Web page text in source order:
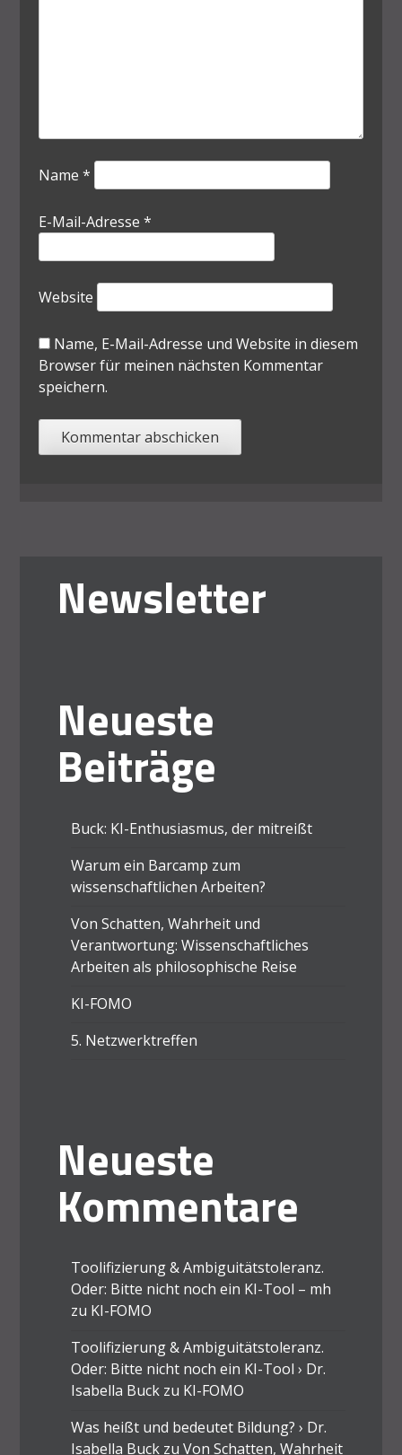
Name *
E-Mail-Adresse *
Website
Name, E-Mail-Adresse und Website in diesem
Browser für meinen nächsten Kommentar
speichern.
Newsletter
Neueste
Beiträge
Buck: KI-Enthusiasmus, der mitreißt
Warum ein Barcamp zum
wissenschaftlichen Arbeiten?
Von Schatten, Wahrheit und
Verantwortung: Wissenschaftliches
Arbeiten als philosophische Reise
KI-FOMO
5. Netzwerktreffen
Neueste
Kommentare
Toolifizierung & Ambiguitätstoleranz.
Oder: Bitte nicht noch ein KI-Tool – mh
zu KI-FOMO
Toolifizierung & Ambiguitätstoleranz.
Oder: Bitte nicht noch ein KI-Tool › Dr.
Isabella Buckzu KI-FOMO
Was heißt und bedeutet Bildung? › Dr.
Isabella Buckzu Von Schatten, Wahrheit